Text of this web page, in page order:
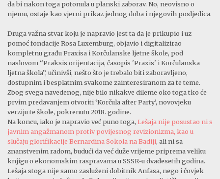
da bi nakon toga potonula u planski zaborav. No, neovisno o
njemu, ostaje kao vjerni prikaz jednog doba i njegovih posljedica.
Druga važna stvar koju je napravio jest ta da je prikupio i uz
pomoć fondacije Rosa Luxemburg, objavio i digitalizirao
kompletnu građu Praxisa i Korčulanske ljetne škole, pod
naslovom “Praksis orijentacija, časopis 'Praxis' i Korčulanska
ljetna škola”, učinivši, nešto što je trebalo biti zaboravljeno,
dostupnim i besplatnim svakome zainteresiranom za te teme.
Zbog svega navedenog, nije bilo nikakve dileme oko toga tko će
prvim predavanjem otvoriti ‘Korčula after Party’, novovjeku
verziju te škole, pokrenutu 2018. godine.
Na koncu, iako je napravio već puno toga, Lešaja nije posustao ni s
javnim angažmanom protiv povijesnog revizionizma, kao u
slučaju glorifikacije Bernardina Sokola na Badiji, ali ni sa
znanstvenim radom, budući da već duže vrijeme priprema veliku
knjigu o ekonomskim raspravama u SSSR-u dvadesetih godina.
Lešaja stoga nije samo zasluženi dobitnik Anfasa, nego i čovjek